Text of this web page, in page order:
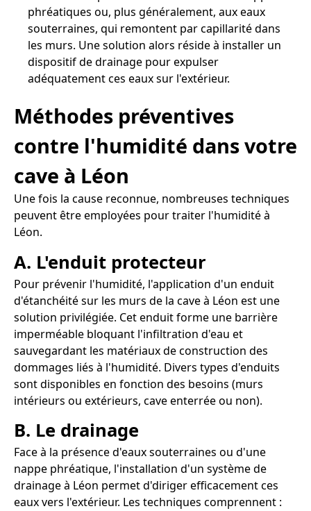
phréatiques ou, plus généralement, aux eaux
souterraines, qui remontent par capillarité dans
les murs. Une solution alors réside à installer un
dispositif de drainage pour expulser
adéquatement ces eaux sur l'extérieur.
Méthodes préventives
contre l'humidité dans votre
cave à Léon
Une fois la cause reconnue, nombreuses techniques
peuvent être employées pour traiter l'humidité à
Léon.
A. L'enduit protecteur
Pour prévenir l'humidité, l'application d'un enduit
d'étanchéité sur les murs de la cave à Léon est une
solution privilégiée. Cet enduit forme une barrière
imperméable bloquant l'infiltration d'eau et
sauvegardant les matériaux de construction des
dommages liés à l'humidité. Divers types d'enduits
sont disponibles en fonction des besoins (murs
intérieurs ou extérieurs, cave enterrée ou non).
B. Le drainage
Face à la présence d'eaux souterraines ou d'une
nappe phréatique, l'installation d'un système de
drainage à Léon permet d'diriger efficacement ces
eaux vers l'extérieur. Les techniques comprennent :